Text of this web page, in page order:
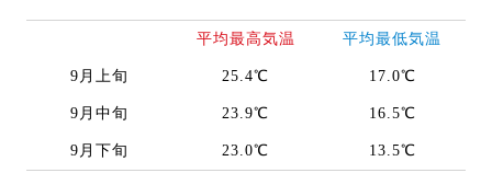
平均最高気温 平均最低気温
9月上旬 25.4℃ 17.0℃
9月中旬 23.9℃ 16.5℃
9月下旬 23.0℃ 13.5℃